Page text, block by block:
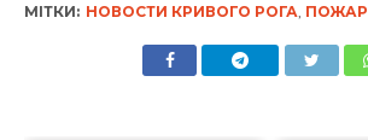
МІТКИ: НОВОСТИ КРИВОГО РОГА ПОЖАР